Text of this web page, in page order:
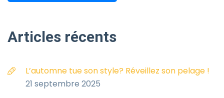
Articles récents
L’automne tue son style? Réveillez son pelage !
21 septembre 2025